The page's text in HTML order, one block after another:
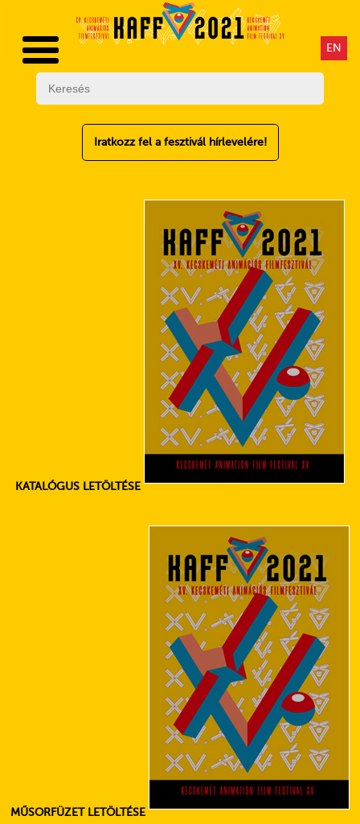
EN
Iratkozz fel a fesztivál hírlevelére!
KATALÓGUS LETÖLTÉSE
MŰSORFÜZET LETÖLTÉSE